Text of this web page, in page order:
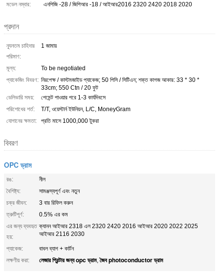
মডেল নম্বার:
এনপিজি -28 / জিপিআর -18 / আইআর2016 2320 2420 2018 2020
প্রদান
ন্যূনতম চাহিদার
পরিমাণ:
1 জামায়
মূল্য:
To be negotiated
প্যাকেজিং বিবরণ: নিরপেক্ষ / কাস্টমজাইড প্যাকেজ; 50 পিসি / সিটিএন; শক্ত কাগজ আকার: 33 * 30 *
33cm; 550 Ctn / 20 ফুট
ডেলিভারি সময়:
পেমেন্ট পাওয়ার পরে 1-3 কার্যদিবসে
পরিশোধের শর্ত:
T/T, ওয়েস্টার্ন ইউনিয়ন, L/C, MoneyGram
যোগানের ক্ষমতা:
প্রতি মাসে 1000,000 টুকরা
বিবরণ
OPC ড্রাম
রঙ:
নীল
বৈশিষ্ট্য:
সামঞ্জস্যপূর্ণ এবং নতুন
চক্র জীবন:
3 বার রিফিল করুন
ত্রুটিপূর্ণ:
0.5% এর কম
এর জন্য ব্যবহৃত
হয়:
ক্যানন আইআর 2318 এল 2320 2420 2016 আইআর 2020 2022 2025
আইআর 2116 2030
প্যাকেজ:
বাবল ব্যাগ + কার্টন
লক্ষণীয় করা:
লেজার প্রিন্টার জন্য opc ড্রাম,জৈব photoconductor ড্রাম